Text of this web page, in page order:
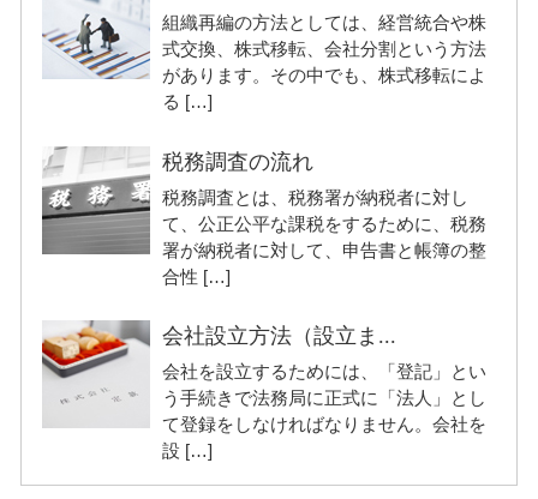
組織再編の方法としては、経営統合や株
式交換、株式移転、会社分割という方法
があります。その中でも、株式移転によ
る […]
税務調査の流れ
税務調査とは、税務署が納税者に対し
て、公正公平な課税をするために、税務
署が納税者に対して、申告書と帳簿の整
合性 […]
会社設立方法（設立ま...
会社を設立するためには、「登記」とい
う手続きで法務局に正式に「法人」とし
て登録をしなければなりません。会社を
設 […]